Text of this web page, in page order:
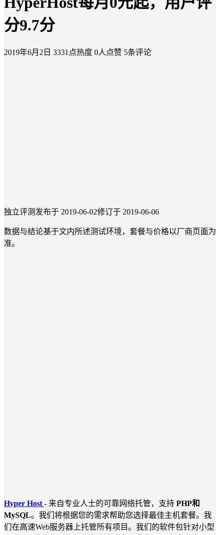
分9.7分
2019年6月2日 3331点热度 0人点赞 5条评论
独立评测 发布于 2019-06-02修订于 2019-06-06
数据与结论基于文内所述测试环境，套餐与价格以厂商页面为
准。
Hyper Host - 来自专业人士的可靠网络托管，支持 PHP和
MySQL。我们将根据您的需求帮助您选择最佳主机套餐。我
们在高速Web服务器上托管所有项目。我们的软件包针对小型